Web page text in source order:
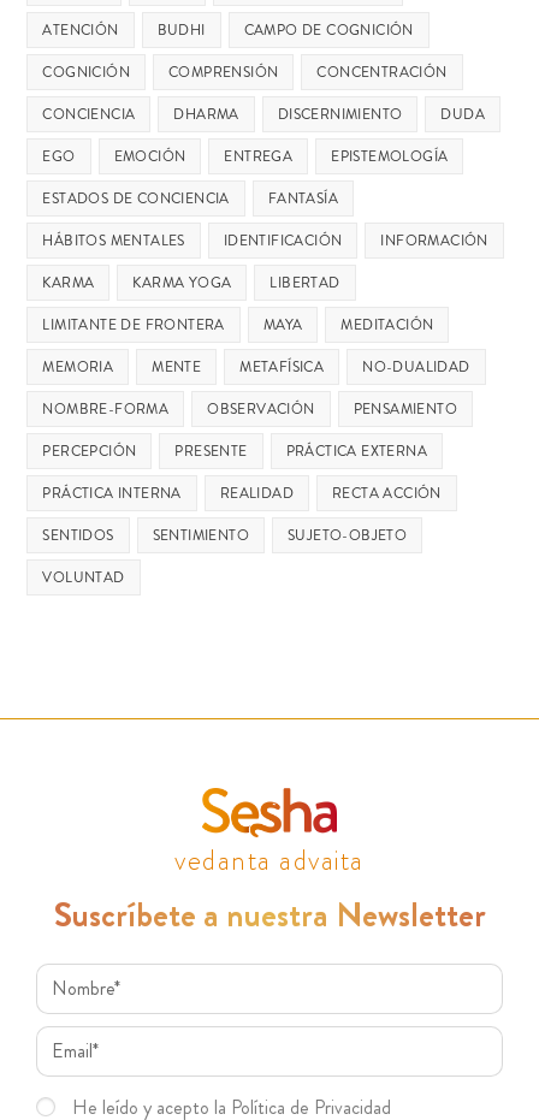
ATENCIÓN
BUDHI
CAMPO DE COGNICIÓN
COGNICIÓN
COMPRENSIÓN
CONCENTRACIÓN
CONCIENCIA
DHARMA DISCERNIMIENTO
DUDA
EGO
EMOCIÓN ENTREGA
EPISTEMOLOGÍA
ESTADOS DE CONCIENCIA
FANTASÍA
HÁBITOS MENTALES
IDENTIFICACIÓN
INFORMACIÓN
KARMA
KARMA YOGA
LIBERTAD
LIMITANTE DE FRONTERA
MAYA
MEDITACIÓN
MEMORIA
MENTE METAFÍSICA
NO-DUALIDAD
NOMBRE-FORMA
OBSERVACIÓN
PENSAMIENTO
PERCEPCIÓN
PRESENTE
PRÁCTICA EXTERNA
PRÁCTICA INTERNA
REALIDAD
RECTA ACCIÓN
SENTIDOS
SENTIMIENTO
SUJETO-OBJETO
VOLUNTAD
vedanta advaita
Suscríbete a nuestra Newsletter
He leído y acepto la Política de Privacidad